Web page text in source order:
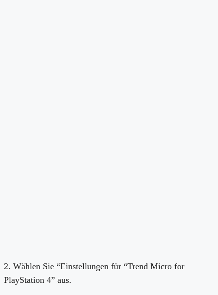
2. Wählen Sie “Einstellungen für “Trend Micro for
PlayStation 4” aus.